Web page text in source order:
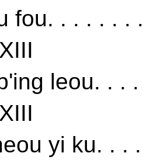
fou. . . . . . .
leou. . .
yi ku. . .